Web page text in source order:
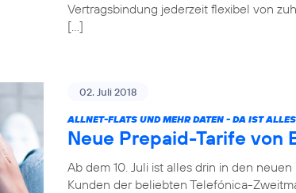
Vertragsbindung jederzeit flexibel von
[…]
02. Juli 2018
ALLNET-FLATS UND MEHR DATEN - DA IST
Neue Prepaid-Tarife von
Ab dem 10. Juli ist alles drin in den
Kunden der beliebten Telefónica-